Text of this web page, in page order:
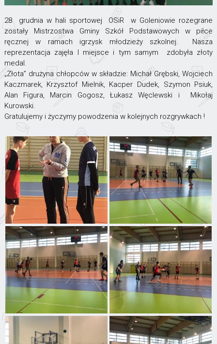
28 grudnia w hali sportowej OSiR w Goleniowie rozegrane
zostały Mistrzostwa Gminy Szkół Podstawowych w piłce
ręcznej w ramach igrzysk młodzieży szkolnej. Nasza
reprezentacja zajęła I miejsce i tym samym zdobyła złoty
medal.
„Złota” drużyna chłopców w składzie: Michał Grębski, Wojciech
Kaczmarek, Krzysztof Mielnik, Kacper Dudek, Szymon Psiuk,
Alan Figura, Marcin Gogosz, Łukasz Węclewski i Mikołaj
Kurowski.
Gratulujemy i życzymy powodzenia w kolejnych rozgrywkach !